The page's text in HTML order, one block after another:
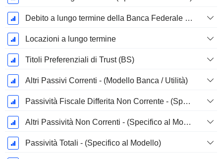
Debito a lungo termine della Banca Federale di Prestito Immobiliare
Locazioni a lungo termine
Titoli Preferenziali di Trust (BS)
Altri Passivi Correnti - (Modello Banca / Utilità)
Passività Fiscale Differita Non Corrente - (Specifico del modello)
Altri Passività Non Correnti - (Specifico al Modello)
Passività Totali - (Specifico al Modello)